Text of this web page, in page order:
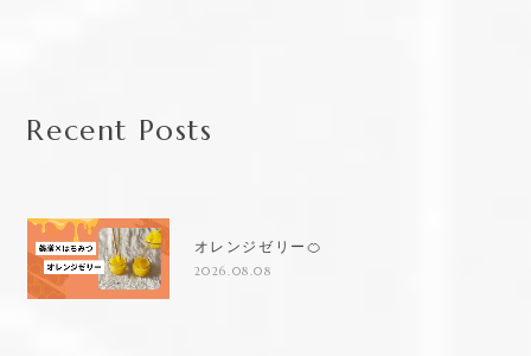
Recent Posts
オレンジゼリー🍊
2026.08.08